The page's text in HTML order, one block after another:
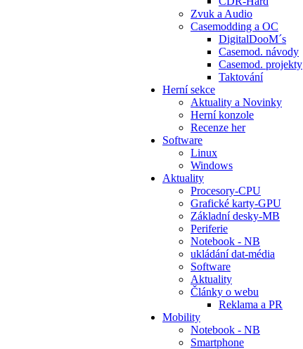
Zvuk a Audio
Casemodding a OC
DigitalDooM´s
Casemod. návody
Casemod. projekty
Taktování
Herní sekce
Aktuality a Novinky
Herní konzole
Recenze her
Software
Linux
Windows
Aktuality
Procesory-CPU
Grafické karty-GPU
Základní desky-MB
Periferie
Notebook - NB
ukládání dat-média
Software
Aktuality
Články o webu
Reklama a PR
Mobility
Notebook - NB
Smartphone